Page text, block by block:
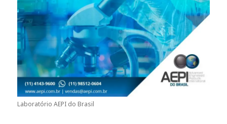
Laboratório AEPI do Brasil